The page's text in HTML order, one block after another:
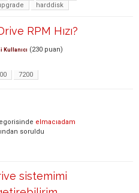
harddisk
RPM Hızı?
Kullanıcı (230 puan)
7200
elmacıadam
soruldu
sistemimi